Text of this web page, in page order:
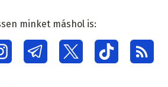
Social
menu
minket máshol is: